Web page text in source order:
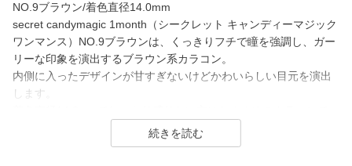
NO.9ブラウン/着色直径14.0mm
secret candymagic 1month（シークレット キャンディーマジック
ワンマンス）NO.9ブラウンは、くっきりフチで瞳を強調し、ガー
リーな印象を演出するブラウン系カラコン。
内側に入ったデザインが甘すぎないけどかわいらしい目元を演出
します。